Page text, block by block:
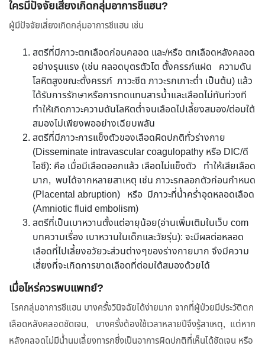
ใครมีปัจจัยเสี่ยงเกิดกลุ่มอาการชีแฮน?
ผู้มีปัจจัยเสี่ยงเกิดกลุ่มอาการชีแฮน เช่น
สตรีที่มีภาวะตกเลือดก่อนคลอด และ/หรือ ตกเลือดหลังคลอด
อย่างรุนแรง (เช่น คลอดบุตรตัวโต ตั้งครรภ์แฝด ความดัน
โลหิตสูงขณะตั้งครรภ์ ภาวะซีด ภาวะรกเกาะต่ำ เป็นต้น) แล้ว
ได้รับการรักษาหรือการทดแทนสารน้ำและเลือดไม่ทันท่วงที
ทำให้เกิดภาวะความดันโลหิตต่ำจนเลือดไปเลี้ยงสมอง/ต่อมใต้
สมองไม่เพียงพออย่างเฉียบพลัน
สตรีที่มีภาวะการแข็งตัวของเลือดผิดปกติทั่วร่างกาย
(Disseminate intravascular coagulopathy หรือ DIC/ดี
ไอซี): คือ เมื่อมีเลือดออกแล้ว เลือดไม่แข็งตัว ทำให้เสียเลือด
มาก, พบได้จากหลายสาเหตุ เช่น ภาวะรกลอกตัวก่อนกำหนด
(Placental abruption) หรือ มีภาวะที่น้ำคร่ำอุดหลอดเลือด
(Amniotic fluid embolism)
สตรีที่เป็นเบาหวานตั้งแต่อายุน้อย(อ่านเพิ่มเติมในเว็บ com
บทความเรื่อง เบาหวานในเด็กและวัยรุ่น): จะมีผลต่อหลอด
เลือดที่ไปเลี้ยงอวัยวะส่วนต่างๆของร่างกายมาก จึงมีความ
เสี่ยงที่จะเกิดการขาดเลือดที่ต่อมใต้สมองด้วยได้
เมื่อไหร่ควรพบแพทย์?
โรคกลุ่มอาการชีแฮน บางครั้งวินิจฉัยได้ง่ายมาก จากที่ผู้ป่วยมีประวัติตก
เลือดหลังคลอดชัดเจน, บางครั้งต้องใช้เวลาหลายปีจึงรู้สาเหตุ, แต่หาก
หลังคลอดไม่มีน้ำนมเลี้ยงทารกซึ่งเป็นอาการผิดปกติที่เห็นได้ชัดเจน หรือ